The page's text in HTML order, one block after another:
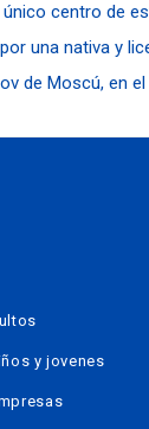
centro de
una nativa y
de Moscú, en
y jovenes